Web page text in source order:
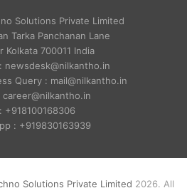
Solutions Private Limited
Tarka Panchanan Lane
Kolkata 700011 India
newsdesk@nilkantho.in
Query : mail@nilkantho.in
career@nilkantho.in
+918100168306
: +919830163939
Solutions Private Limited 2026. All